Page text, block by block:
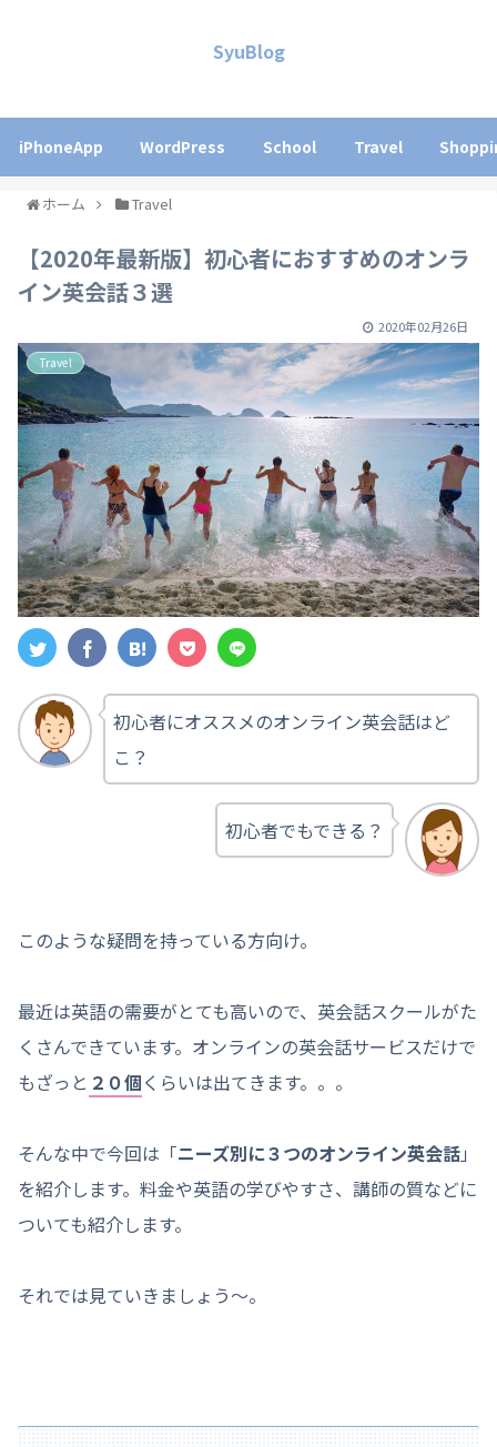
SyuBlog
iPhoneApp WordPress School Travel
ホーム Travel
【2020年最新版】初心者におすすめのオンラ
イン英会話３選
2020年02月26日
Travel
初心者にオススメのオンライン英会話はど
こ？
初心者でもできる？
このような疑問を持っている方向け。
最近は英語の需要がとても高いので、英会話スクールがた
くさんできています。オンラインの英会話サービスだけで
もざっと ２０個くらいは出てきます。。。
そんな中で今回は「ニーズ別に３つのオンライン英会話」
を紹介します。料金や英語の学びやすさ、講師の質などに
ついても紹介します。
それでは見ていきましょう〜。